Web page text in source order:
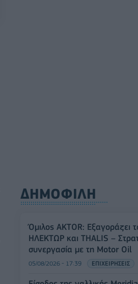
ΔΗΜΟΦΙΛΗ
Όμιλος AKTOR: Εξαγοράζει
ΗΛΕΚΤΩΡ και THALIS –
συνεργασία με τη Motor Oil
05/08/2026 - 17:39 ΕΠΙΧΕΙΡΗΣΕΙΣ